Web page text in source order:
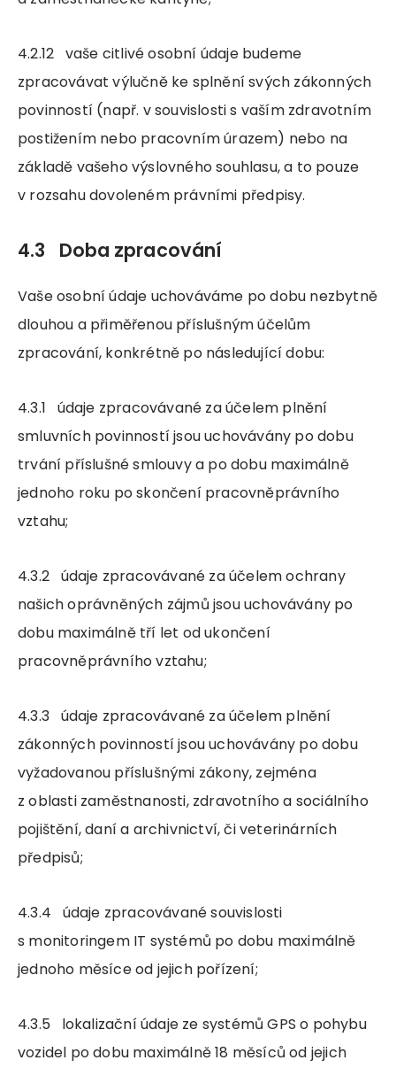
4.2.12 vaše citlivé osobní údaje budeme
zpracovávat výlučně ke splnění svých zákonných
povinností (např. v souvislosti s vaším zdravotním
postižením nebo pracovním úrazem) nebo na
základě vašeho výslovného souhlasu, a to pouze
v rozsahu dovoleném právními předpisy.
4.3 Doba zpracování
Vaše osobní údaje uchováváme po dobu nezbytně
dlouhou a přiměřenou příslušným účelům
zpracování, konkrétně po následující dobu:
4.3.1 údaje zpracovávané za účelem plnění
smluvních povinností jsou uchovávány po dobu
trvání příslušné smlouvy a po dobu maximálně
jednoho roku po skončení pracovněprávního
vztahu;
4.3.2 údaje zpracovávané za účelem ochrany
našich oprávněných zájmů jsou uchovávány po
dobu maximálně tří let od ukončení
pracovněprávního vztahu;
4.3.3 údaje zpracovávané za účelem plnění
zákonných povinností jsou uchovávány po dobu
vyžadovanou příslušnými zákony, zejména
z oblasti zaměstnanosti, zdravotního a sociálního
pojištění, daní a archivnictví, či veterinárních
předpisů;
4.3.4 údaje zpracovávané souvislosti
s monitoringem IT systémů po dobu maximálně
jednoho měsíce od jejich pořízení;
4.3.5 lokalizační údaje ze systémů GPS o pohybu
vozidel po dobu maximálně 18 měsíců od jejich